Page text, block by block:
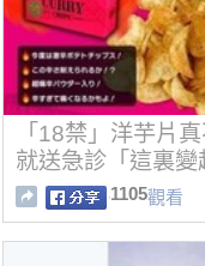
「18禁」洋芋片
就送急診「這裏變
1105觀看